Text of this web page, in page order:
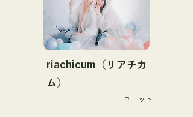
พวกเขาได้รับการสนับสนุน
ในการบันทึกเสียงและการ
แสดงสดโดย โชโย
(คีย์บอร์ด/กีตาร์) จาก
Zigzaguzu, ไทเซ (กลอง)
อดีตสมาชิกวง meow, ยูยะ ซู
เอฮิโร (กีตาร์) จาก the
perfect me และ เอส0. (แบนั
10代後半にアメリカへ4年
半留学。
現在はLOVE FMの"music
×serendipity"でラジオDJを
務める。
デルやタレントとしても活
躍中。世界的有名なオーデ
riachicum（リアチカ
ム）
ユニット